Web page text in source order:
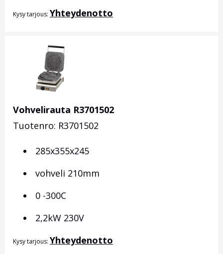
Kysy tarjous: Yhteydenotto
Vohvelirauta R3701502
Tuotenro: R3701502
285x355x245
vohveli 210mm
0 -300C
2,2kW 230V
Kysy tarjous: Yhteydenotto